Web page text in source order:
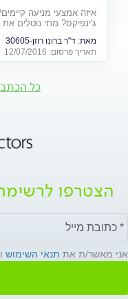
איזה אמצעי מניעה
ג'ינפיקס? מתי נוטלים
מאת: ד"ר ברונו רוזן-30605
תאריך פרסום: 12/07/2016
כל
הצטרפו
אני מאשר/ת את תנאי השימוש ו